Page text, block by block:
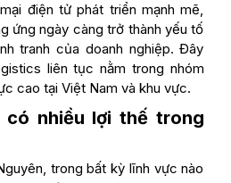
điện tử phát triển mạnh mẽ,
ứng ngày càng trở thành yếu tố
tranh của doanh nghiệp. Đây
liên tục nằm trong nhóm
cao tại Việt Nam và khu vực.
có nhiều lợi thế trong
trong bất kỳ lĩnh vực nào